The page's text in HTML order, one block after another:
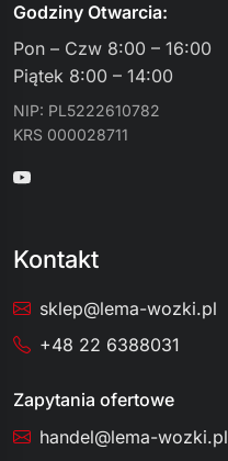
Godziny Otwarcia:
Pon – Czw 8:00 – 16:00
Piątek 8:00 – 14:00
NIP: PL5222610782
KRS 000028711
Kontakt
sklep@lema-wozki.pl
+48 22 6388031
Zapytania ofertowe
handel@lema-wozki.pl